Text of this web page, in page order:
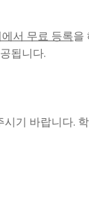
서 무료 등록을
됩니다.
시기 바랍니다.